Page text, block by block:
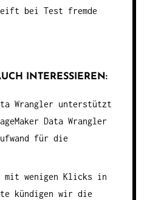
bei Test fremde
INTERESSIEREN:
Wrangler unterstützt
Data Wrangler
für die
mit wenigen Klicks in
kündigen wir die